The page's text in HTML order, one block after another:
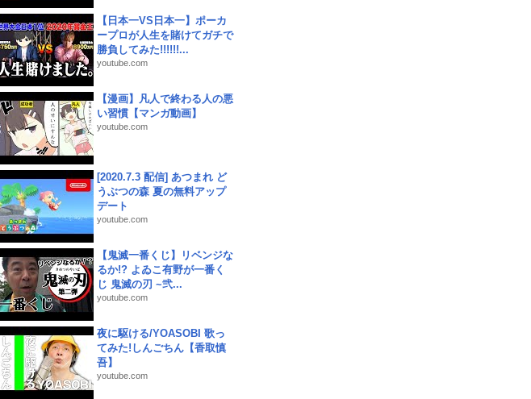
【日本一VS日本一】ポーカ
ープロが人生を賭けてガチで
勝負してみた!!!!!!...
youtube.com
【漫画】凡人で終わる人の悪
い習慣【マンガ動画】
youtube.com
[2020.7.3 配信] あつまれ ど
うぶつの森 夏の無料アップ
デート
youtube.com
【鬼滅一番くじ】リベンジな
るか!? よゐこ有野が一番く
じ 鬼滅の刃 ~弐...
youtube.com
夜に駆ける/YOASOBI 歌っ
てみた!しんごちん【香取慎
吾】
youtube.com